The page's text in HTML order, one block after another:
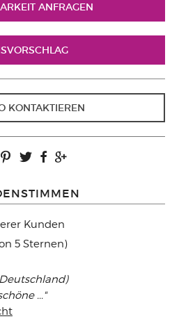
ANFRAGEN
KONTAKTIEREN
Kunden
5 Sternen)
..."